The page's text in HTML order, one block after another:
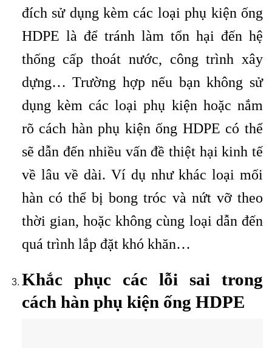
đích sử dụng kèm các loại phụ kiện ống
HDPE là để tránh làm tổn hại đến hệ
thống cấp thoát nước, công trình xây
dựng… Trường hợp nếu bạn không sử
dụng kèm các loại phụ kiện hoặc nắm
rõ cách hàn phụ kiện ống HDPE có thể
sẽ dẫn đến nhiều vấn đề thiệt hại kinh tế
về lâu về dài. Ví dụ như khác loại mối
hàn có thể bị bong tróc và nứt vỡ theo
thời gian, hoặc không cùng loại dẫn đến
quá trình lắp đặt khó khăn…
Khắc phục các lỗi sai trong
cách hàn phụ kiện ống HDPE